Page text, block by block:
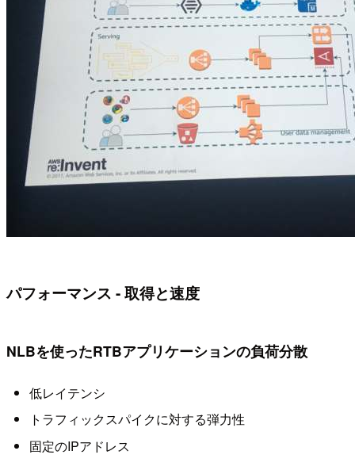
パフォーマンス - 取得と速度
NLBを使ったRTBアプリケーションの負荷分散
低レイテンシ
トラフィックスパイクに対する弾力性
固定のIPアドレス